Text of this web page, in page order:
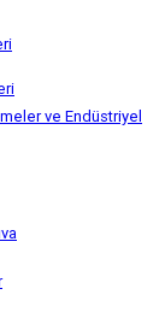
ve Endüstriyel